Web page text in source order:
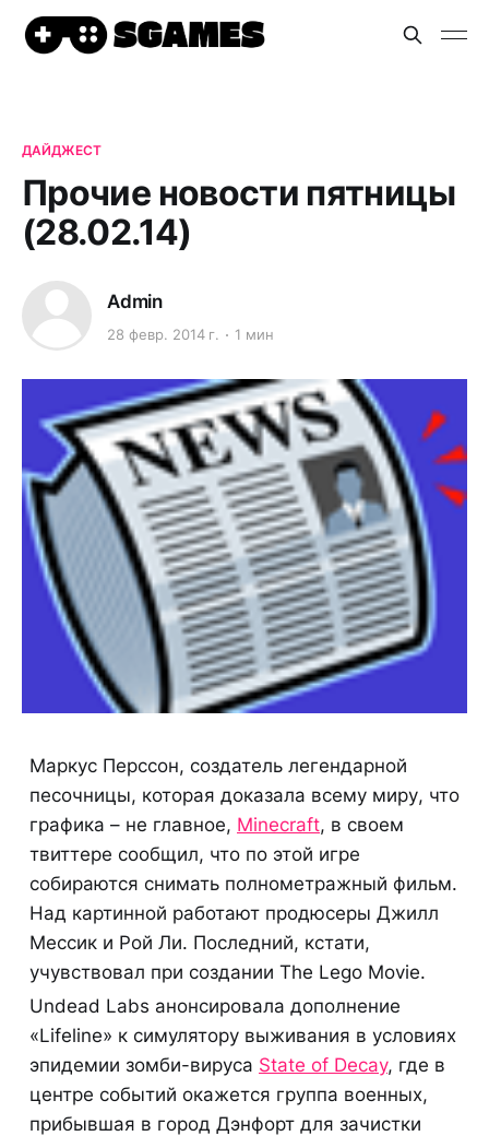
ДАЙДЖЕСТ
Прочие новости пятницы
(28.02.14)
Admin
28 февр. 2014 г. 1 мин
Маркус Перссон, создатель легендарной
песочницы, которая доказала всему миру, что
графика – не главное, Minecraft, в своем
твиттере сообщил, что по этой игре
собираются снимать полнометражный фильм.
Над картинной работают продюсеры Джилл
Мессик и Рой Ли. Последний, кстати,
учувствовал при создании The Lego Movie.
Undead Labs анонсировала дополнение
«Lifeline» к симулятору выживания в условиях
эпидемии зомби-вируса State of Decay, где в
центре событий окажется группа военных,
прибывшая в город Дэнфорт для зачистки